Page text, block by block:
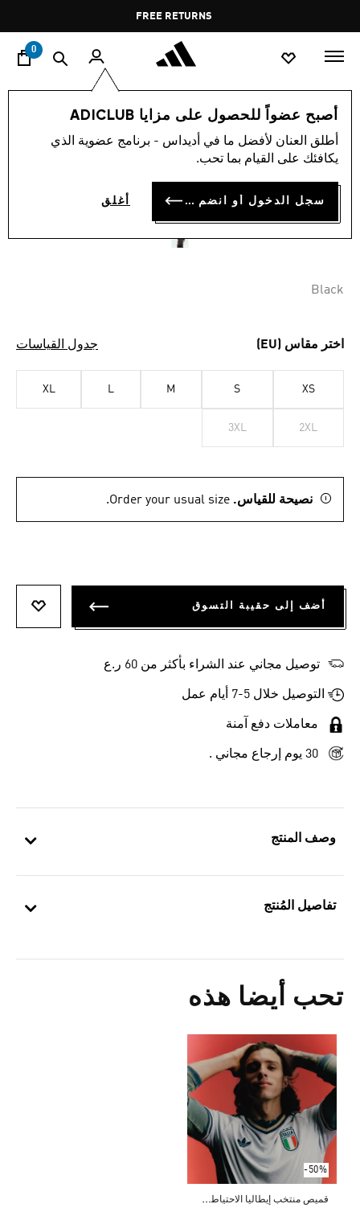
Pause
promotion
rotation
FREE RETURNS
0
أصبح عضواً للحصول على مزايا ADICLUB
أطلق العنان لأفضل ما في أديداس - برنامج عضوية الذي
يكافئك على القيام بما تحب.
سجل الدخول أو انضم الآن أغلق
وصف المنتج
تفاصيل المُنتج
تحب أيضا هذه
-50%
ق
ميص منتخب إيطاليا الاحتياطي الأصلي لعام 2026
الرجال ملابس
تيشيرت NEWCASTLE UNITED
FC TERRACE ICONS
OMR 25.25
Black
اختر مقاس (EU) جدول القياسات
XS
S
M
L
XL
2XL
3XL
نصيحة للقياس. Order your usual size.
أضف إلى حقيبة التسوق
توصيل مجاني عند الشراء بأكثر من 60 ر.ع
التوصيل خلال 5-7 أيام عمل
معاملات دفع آمنة